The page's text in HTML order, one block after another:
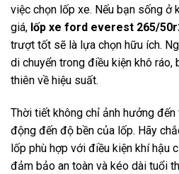
việc chọn lốp xe. Nếu bạn sống ở
giá, lốp xe ford everest 265/
trượt tốt sẽ là lựa chọn hữu ích.
di chuyển trong điều kiện khô
thiên về hiệu suất.
Thời tiết không chỉ ảnh hưởng
động đến độ bền của lốp. Hãy
lốp phù hợp với điều kiện khí hậu
đảm bảo an toàn và kéo dài tuổi